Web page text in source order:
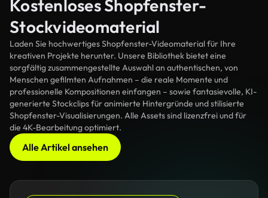
Kostenloses Shopfenster-
Stockvideomaterial
Laden Sie hochwertiges Shopfenster-Videomaterial für Ihre
kreativen Projekte herunter. Unsere Bibliothek bietet eine
sorgfältig zusammengestellte Auswahl an authentischen, von
Menschen gefilmten Aufnahmen – die reale Momente und
professionelle Kompositionen einfangen – sowie fantasievolle, KI-
generierte Stockclips für animierte Hintergründe und stilisierte
Shopfenster-Visualisierungen. Alle Assets sind lizenzfrei und für
die 4K-Bearbeitung optimiert.
Alle Artikel ansehen